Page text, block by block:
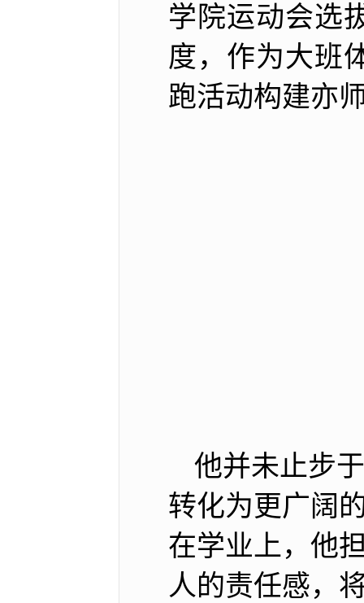
学院运动会选
度，作为大班
跑活动构建亦
他并未止步
转化为更广阔
在学业上，他
人的责任感，